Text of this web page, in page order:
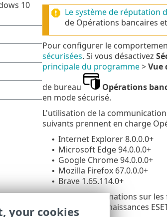
Le système de réputation
de Opérations bancaires
Pour configurer le
sécurisées. Si vous désactivez
principale du programme>Vue
de bureau
Opérations
en mode sécurisé.
L'utilisation de la
suivants prennent en charge
• Internet Explorer 8.0.0.0+
• Microsoft Edge 94.0.0.0+
• Google Chrome 94.0.0.0+
• Mozilla Firefox 67.0.0.0+
• Brave 1.65.114.0+
Pour plus d'informations sur les
de la base de connaissances
your cookies